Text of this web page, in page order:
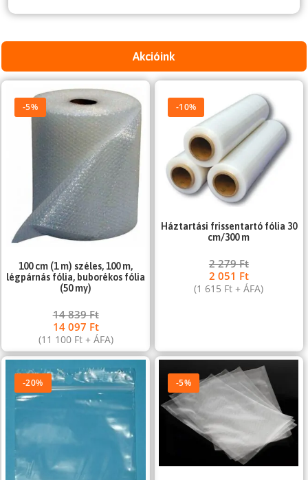
Akcióink
-5%
100 cm (1 m) széles, 100 m,
légpárnás fólia, buborékos fólia
(50 my)
14 839Ft
14 097 Ft
(11 100 Ft+ ÁFA)
-10%
Háztartási frissentartó fólia 30
cm/300 m
2 279Ft
2 051 Ft
(1 615 Ft + ÁFA)
-20% -5%